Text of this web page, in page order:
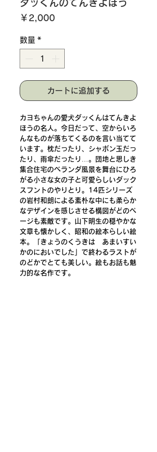
ダッくんのてんきよほう
￥2,000価
数量 *
カートに追加する
カヨちゃんの愛犬ダッくんはてんきよ
ほうの名人。今日だって、空からいろ
んなものが落ちてくるのを言い当てて
います。枕だったり、シャボン玉だっ
たり、雨傘だったり…。団地と思しき
集合住宅のベランダ風景を舞台にひろ
がる小さな女の子と可愛らしいダック
スフントのやりとり。14匹シリーズ
の岩村和朗による素朴な中にも柔らか
なデザインを感じさせる構図がどのペ
ージも素敵です。山下明生の穏やかな
文章も懐かしく、昭和の絵本らしい絵
本。「きょうのくうきは　あまいすい
かのにおいでした」で終わるラストが
のどかでとても美しい。絵もお話も魅
力的な名作です。